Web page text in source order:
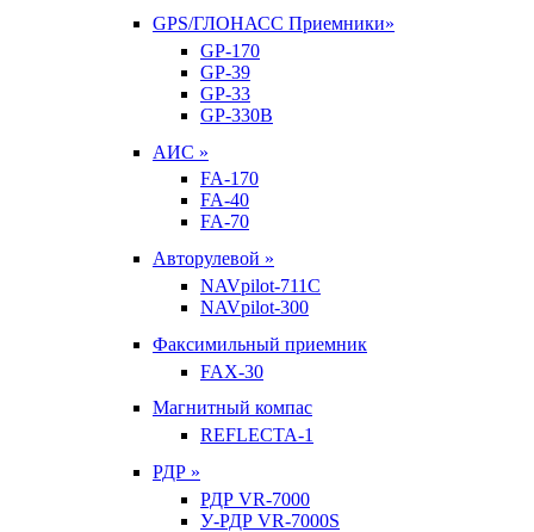
GPS/ГЛОНАСС Приемники»
GP-170
GP-39
GP-33
GP-330B
АИС »
FA-170
FA-40
FA-70
Авторулевой »
NAVpilot-711С
NAVpilot-300
Факсимильный приемник
FAX-30
Магнитный компас
REFLECTA-1
РДР »
РДР VR-7000
У-РДР VR-7000S